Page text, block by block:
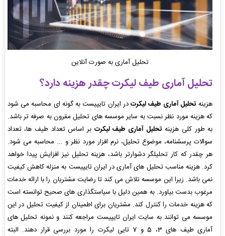
تحلیل آماری به صورت آنلاین
تحلیل آماری طیف لیکرتچقدر هزینه دارد؟
هزینه تحلیل آماری طیف لیکرتدر ایران تایپیست به گونه ای محاسبه می شود
که هزینه مورد نظر نسبت به سایر موسسه های تحلیل مقرون به صرفه تر باشد.
به طور کلی هزینه تحلیل آماری طیف لیکرت بر اساس تعداد طیف ها، تعداد
سوالات پرسشنامه، موضوع تحلیل، نرم افزار مورد نظر و ... محاسبه می شود.
هر چقدر که کار تحلیلگر دشوارتر باشد، هزینه تحلیل نیز افزایش پیدا خواهد
کرد. هزینه مناسب تحلیل های آماری در ایران تایپیست به منزله کاهش کیفیت
نمی باشد. زیرا این موسسه تلاش می کند تا رضایت مشتریان را با ارائه خدمات
مرغوب بدست بیاورد. به همین دلیل با سیاستگذاری های صحیح توانسته است
که هزینه خدمات را کنترل کند. مشتریان برای اطمینان از کیفیت تحلیل در این
موسسه می توانند به سایت ایران تایپیست مراجعه کنند و نمونه تحلیل های
آماری طیف های 3، 5 و 7 تایی لیکرت را مورد بررسی قرار دهند. البته